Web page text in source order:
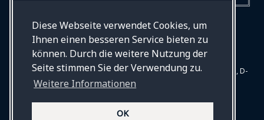
Diese Webseite verwendet Cookies, um
Ihnen einen besseren Service bieten zu
können. Durch die weitere Nutzung der
Seite stimmen Sie der Verwendung zu.
Weitere Informationen
OK
© Drews Bestattungen, Begleiten und Betreuen, Mommsenstr. 31, D-
10629 Berlin. Alle Rechte vorbehalten.
Webdesign und Entwicklung auf Basis vonGRAV© 2026 by